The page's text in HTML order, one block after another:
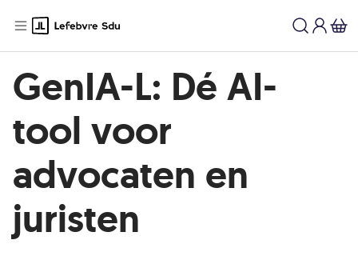
GenIA-L: Dé AI-
tool voor
advocaten en
juristen